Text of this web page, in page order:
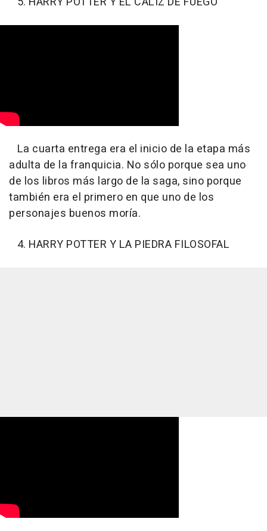
La cuarta entrega era el inicio de la etapa más
adulta de la franquicia. No sólo porque sea uno
de los libros más largo de la saga, sino porque
también era el primero en que uno de los
personajes buenos moría.
4. HARRY POTTER Y LA PIEDRA FILOSOFAL